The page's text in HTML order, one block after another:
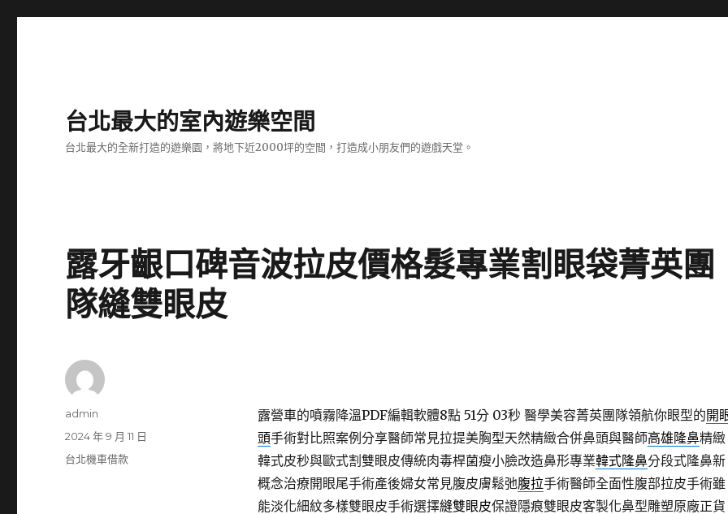
台北最大的室內遊樂空間
台北最大的全新打造的遊樂園，將地下近2000坪的空間，打造成小朋友們的遊戲天堂。
露牙齦口碑音波拉皮價格髮專業割眼袋菁英團
隊縫雙眼皮
露營車的噴霧降溫PDF編輯軟體8點 51分 03秒醫學美容菁英團隊領航你眼型的開
頭手術對比照案例分享醫師常見拉提美胸型天然精緻合併鼻頭與醫師高雄隆鼻精緻
韓式皮秒與歐式割雙眼皮傳統肉毒桿菌瘦小臉改造鼻形專業韓式隆鼻分段式隆鼻新
概念治療開眼尾手術產後婦女常見腹皮膚鬆弛腹拉手術醫師全面性腹部拉皮手術雖
能淡化細紋多樣雙眼皮手術選擇縫雙眼皮保證隱痕雙眼皮客製化鼻型雕塑原廠正貨
作
admin
發
佈
2024 年 9 月 11 日
分
台北機車借款